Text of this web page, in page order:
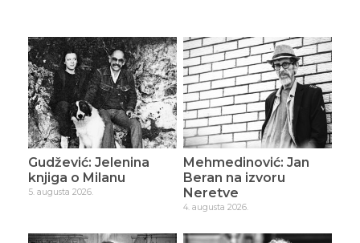
Gudžević: Jelenina
knjiga o Milanu
5. augusta 2026.
Mehmedinović: Jan
Beran na izvoru
Neretve
4. augusta 2026.